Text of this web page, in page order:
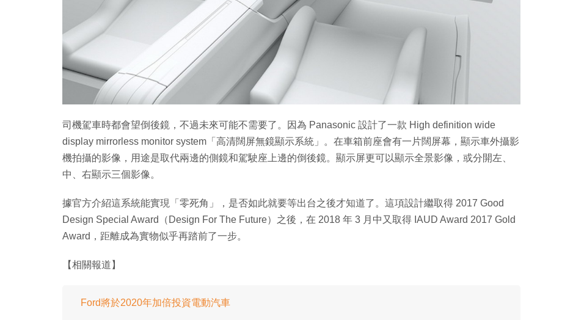
司機駕車時都會望倒後鏡，不過未來可能不需要了。因為 Panasonic 設計了一款 High definition wide
display mirrorless monitor system「高清闊屏無鏡顯示系統」。在車箱前座會有一片闊屏幕，顯示車外攝影
機拍攝的影像，用途是取代兩邊的側鏡和駕駛座上邊的倒後鏡。顯示屏更可以顯示全景影像，或分開左、
中、右顯示三個影像。
據官方介紹這系統能實現「零死角」，是否如此就要等出台之後才知道了。這項設計繼取得 2017 Good
Design Special Award（Design For The Future）之後，在 2018 年 3 月中又取得 IAUD Award 2017 Gold
Award，距離成為實物似乎再踏前了一步。
【相關報道】
Ford將於2020年加倍投資電動汽車